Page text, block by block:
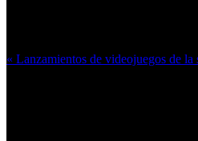
« Lanzamientos de videojuegos de